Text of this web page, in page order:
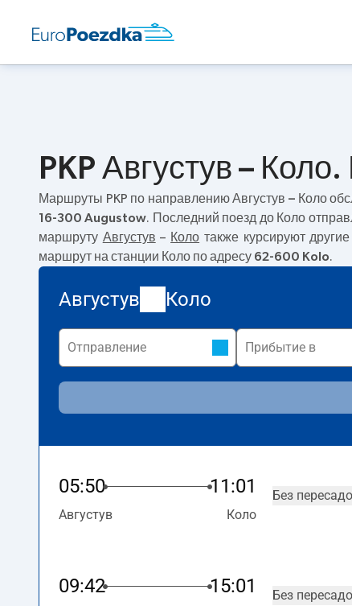
PKP Августув –
Маршруты PKP по направлениюАвгустув – Коло
16-300 Augustow. Последний поезд до Коло
маршруту Августув – Коло также курсируют
маршрут на станции Коло по адресу 62-600 Kolo.
Августув Коло
05:50 11:01
Августув Коло
Без
09:42 15:01 Без